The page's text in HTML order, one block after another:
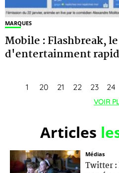
MARQUES
Mobile : Flashbreak,
d'entertainment
1 20 21 22 23 24
VOIR
Articles
Médias
Twitter :